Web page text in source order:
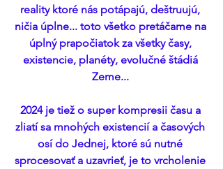
reality ktoré nás potápajú, deštruujú,
ničia úplne... toto všetko pretáčame na
úplný prapočiatok za všetky časy,
existencie, planéty, evolučné štádiá
Zeme...
2024 je tiež o super kompresii času a
zliatí sa mnohých existencií a časových
osí do Jednej, ktoré sú nutné
sprocesovať a uzavrieť, je to vrcholenie